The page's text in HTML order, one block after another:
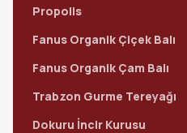
Propolis
Fanus Organik Çiçek Balı
Fanus Organik Çam Balı
Trabzon Gurme Tereyağı
Dokuru İncir Kurusu